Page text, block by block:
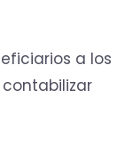
a los